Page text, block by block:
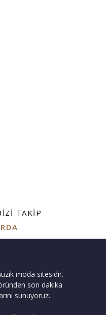
TAKIP
moda sitesidir.
son dakika
sunuyoruz.